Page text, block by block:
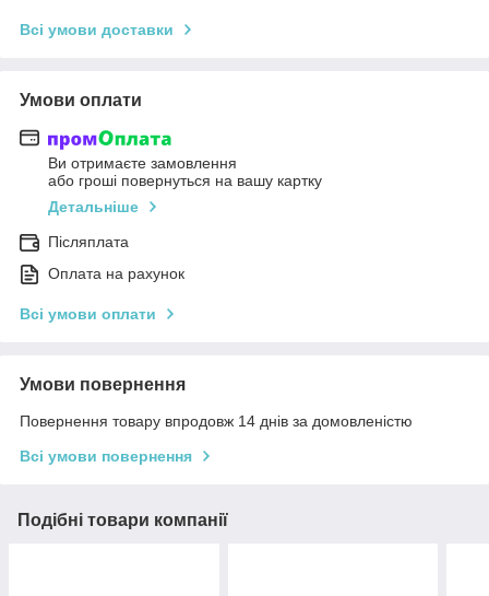
Всі умови доставки
Умови оплати
Ви отримаєте замовлення
або гроші повернуться на вашу картку
Детальніше
Післяплата
Оплата на рахунок
Всі умови оплати
Умови повернення
Повернення товару впродовж 14 днів за домовленістю
Всі умови повернення
Подібні товари компанії